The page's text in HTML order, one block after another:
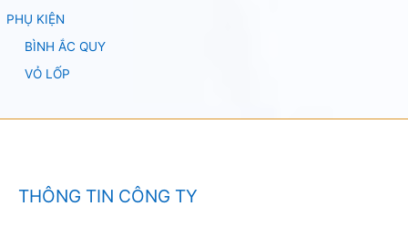
PHỤ KIỆN
BÌNH ẮC QUY
VỎ LỐP
THÔNG TIN CÔNG TY